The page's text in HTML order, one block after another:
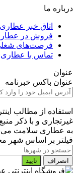
درباره ما
اتاق خبر
فروش در
فرصت‌های
تماس با
عنوان
عنوان باکس خبرنامه
استفاده از مطالب
غیرتجاری و با ذکر
به عطاری سلامت
فیلتر بر اساس شهر
انصراف تایید